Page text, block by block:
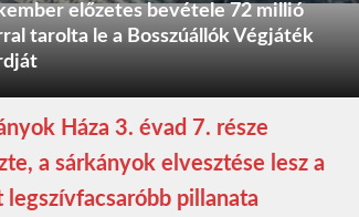
előzetes bevétele 72 millió
tarolta le a Bosszúállók Végjáték
Háza 3. évad 7. része
a sárkányok elvesztése lesz a
legszívfacsaróbb pillanata